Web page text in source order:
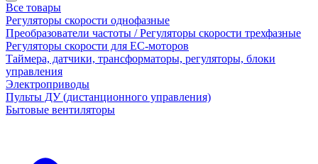
Все товары
Регуляторы скорости однофазные
Преобразователи частоты / Регуляторы скорости трехфазные
Регуляторы скорости для ЕС-моторов
Таймера, датчики, трансформаторы, регуляторы, блоки
управления
Электроприводы
Пульты ДУ (дистанционного управления)
Бытовые вентиляторы